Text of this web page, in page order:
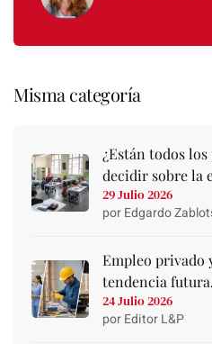
Misma categoría
¿Están todos
decidir sobre la
29 Julio 2026
por Edgardo
Empleo privado
tendencia futura.
24 Julio 2026
por Editor L&P